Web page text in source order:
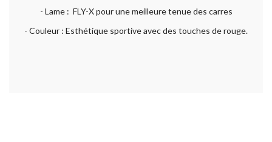
- Lame : FLY-X pour une meilleure tenue des carres
- Couleur : Esthétique sportive avec des touches de rouge.